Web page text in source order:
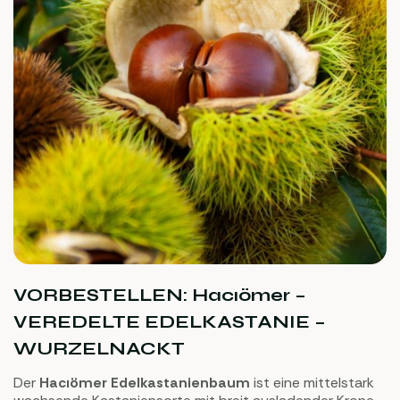
VORBESTELLEN: Hacıömer –
VEREDELTE EDELKASTANIE –
WURZELNACKT
Der Hacıömer Edelkastanienbaum ist eine mittelstark